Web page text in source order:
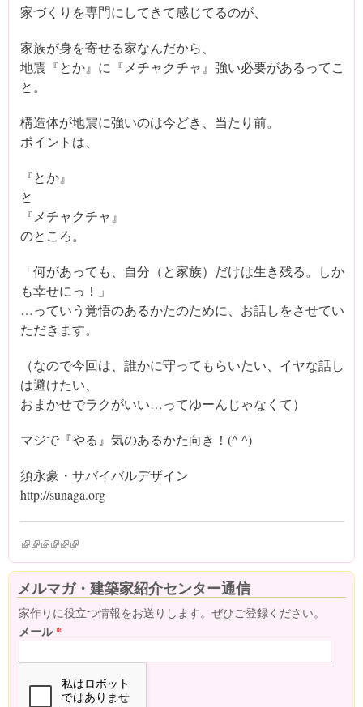
家づくりを専門にしてきて感じてるのが、
家族が身を寄せる家なんだから、
地震『とか』に『メチャクチャ』強い必要があるってこ
と。
構造体が地震に強いのは今どき、当たり前。
ポイントは、
『とか』
と
『メチャクチャ』
のところ。
「何があっても、自分（と家族）だけは生き残る。しか
も幸せにっ！」
…っていう覚悟のあるかたのために、お話しをさせてい
ただきます。
（なので今回は、誰かに守ってもらいたい、イヤな話し
は避けたい、
おまかせでラクがいい…ってゆーんじゃなくて）
マジで『やる』気のあるかた向き！(^ ^)
須永豪・サバイバルデザイン
http://sunaga.org
(link is external)
(link is external)
(link is external)
(link is external)
(link is external)
(link is external)
メルマガ・建築家紹介センター通信
家作りに役立つ情報をお送りします。ぜひご登録ください。
メール*